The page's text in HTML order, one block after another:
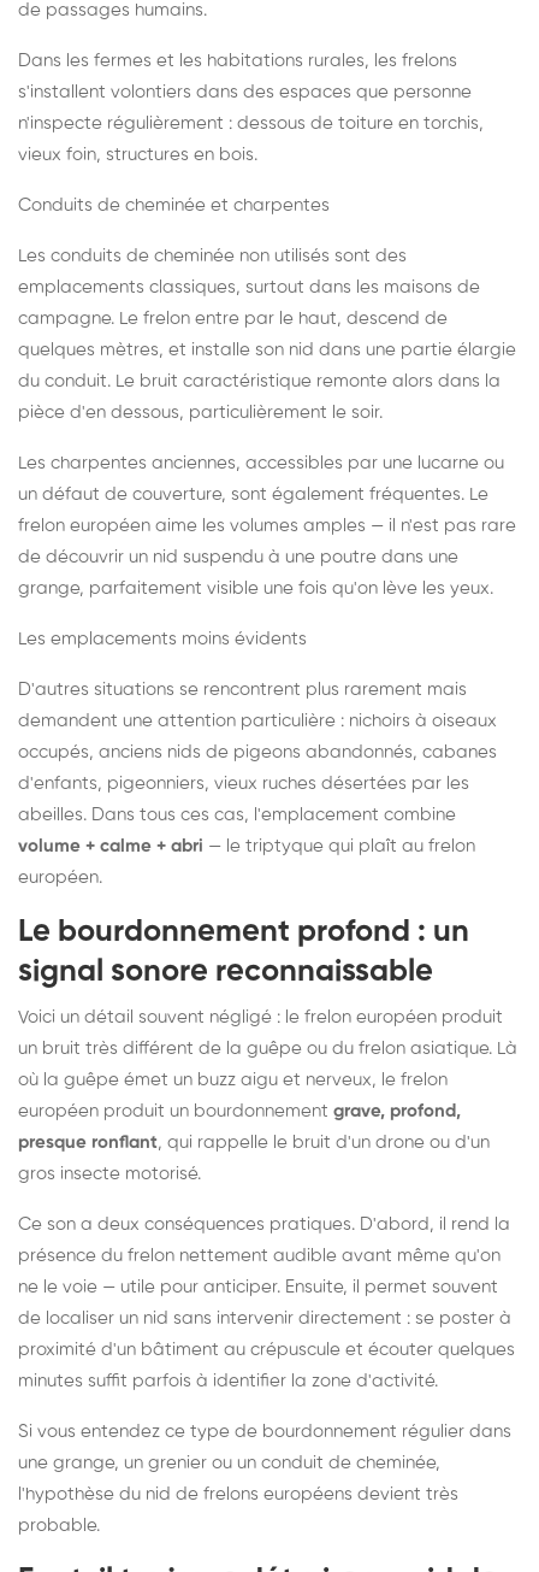
de passages humains.
Dans les fermes et les habitations rurales, les frelons
s'installent volontiers dans des espaces que personne
n'inspecte régulièrement : dessous de toiture en torchis,
vieux foin, structures en bois.
Conduits de cheminée et charpentes
Les conduits de cheminée non utilisés sont des
emplacements classiques, surtout dans les maisons de
campagne. Le frelon entre par le haut, descend de
quelques mètres, et installe son nid dans une partie élargie
du conduit. Le bruit caractéristique remonte alors dans la
pièce d'en dessous, particulièrement le soir.
Les charpentes anciennes, accessibles par une lucarne ou
un défaut de couverture, sont également fréquentes. Le
frelon européen aime les volumes amples — il n'est pas rare
de découvrir un nid suspendu à une poutre dans une
grange, parfaitement visible une fois qu'on lève les yeux.
Les emplacements moins évidents
D'autres situations se rencontrent plus rarement mais
demandent une attention particulière : nichoirs à oiseaux
occupés, anciens nids de pigeons abandonnés, cabanes
d'enfants, pigeonniers, vieux ruches désertées par les
abeilles. Dans tous ces cas, l'emplacement combine
volume + calme + abri — le triptyque qui plaît au frelon
européen.
Le bourdonnement profond : un
signal sonore reconnaissable
Voici un détail souvent négligé : le frelon européen produit
un bruit très différent de la guêpe ou du frelon asiatique. Là
où la guêpe émet un buzz aigu et nerveux, le frelon
européen produit un bourdonnement grave, profond,
presque ronflant, qui rappelle le bruit d'un drone ou d'un
gros insecte motorisé.
Ce son a deux conséquences pratiques. D'abord, il rend la
présence du frelon nettement audible avant même qu'on
ne le voie — utile pour anticiper. Ensuite, il permet souvent
de localiser un nid sans intervenir directement : se poster à
proximité d'un bâtiment au crépuscule et écouter quelques
minutes suffit parfois à identifier la zone d'activité.
Si vous entendez ce type de bourdonnement régulier dans
une grange, un grenier ou un conduit de cheminée,
l'hypothèse du nid de frelons européens devient très
probable.